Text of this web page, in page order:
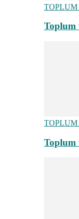
Toplum
Toplum